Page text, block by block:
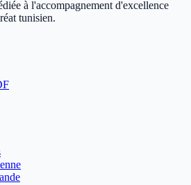
à l'accompagnement d'excellence
tunisien.